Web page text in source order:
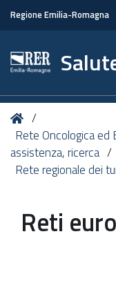
Regione Emilia-Romagna
Tu
sei
qui:
Home
Rete Oncologica ed
assistenza, ricerca
Rete regionale dei
Reti